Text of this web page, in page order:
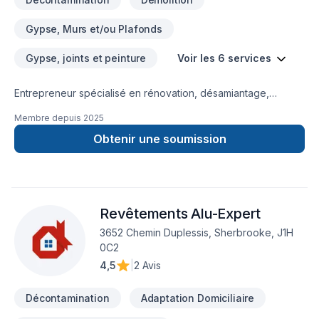
Gypse, Murs et/ou Plafonds
Gypse, joints et peinture Voir les 6 services
Entrepreneur spécialisé en rénovation, désamiantage,
Membre depuis 2025
Obtenir une soumission
Revêtements Alu-Expert
3652 Chemin Duplessis, Sherbrooke, J1H
0C2
4,5
2 Avis
Décontamination Adaptation Domiciliaire